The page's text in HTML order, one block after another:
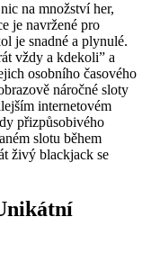
na množství her,
je navržené pro
je snadné a plynulé.
vždy a kdekoli” a
osobního časového
náročné sloty
internetovém
přizpůsobivého
slotu během
živý blackjack se